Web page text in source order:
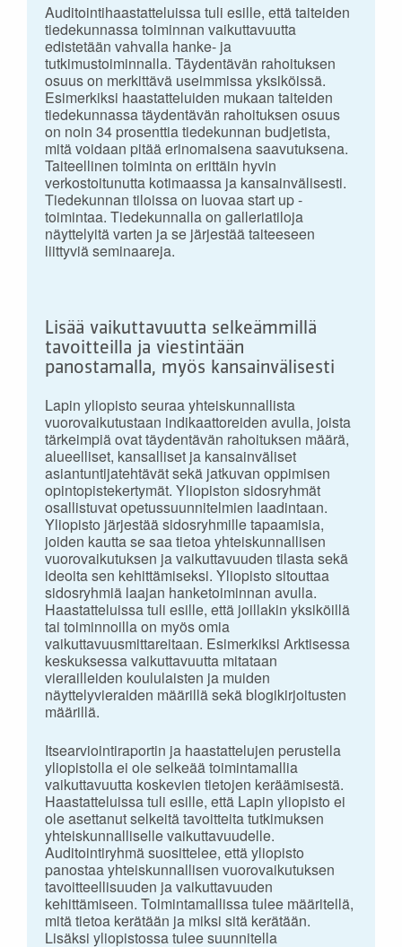
Auditointihaastatteluissa tuli esille, että taiteiden
tiedekunnassa toiminnan vaikuttavuutta
edistetään vahvalla hanke- ja
tutkimustoiminnalla. Täydentävän rahoituksen
osuus on merkittävä useimmissa yksiköissä.
Esimerkiksi haastatteluiden mukaan taiteiden
tiedekunnassa täydentävän rahoituksen osuus
on noin 34 prosenttia tiedekunnan budjetista,
mitä voidaan pitää erinomaisena saavutuksena.
Taiteellinen toiminta on erittäin hyvin
verkostoitunutta kotimaassa ja kansainvälisesti.
Tiedekunnan tiloissa on luovaa start up -
toimintaa. Tiedekunnalla on galleriatiloja
näyttelyitä varten ja se järjestää taiteeseen
liittyviä seminaareja.
Lisää vaikuttavuutta selkeämmillä
tavoitteilla ja viestintään
panostamalla, myös kansainvälisesti
Lapin yliopisto seuraa yhteiskunnallista
vuorovaikutustaan indikaattoreiden avulla, joista
tärkeimpiä ovat täydentävän rahoituksen määrä,
alueelliset, kansalliset ja kansainväliset
asiantuntijatehtävät sekä jatkuvan oppimisen
opintopistekertymät. Yliopiston sidosryhmät
osallistuvat opetussuunnitelmien laadintaan.
Yliopisto järjestää sidosryhmille tapaamisia,
joiden kautta se saa tietoa yhteiskunnallisen
vuorovaikutuksen ja vaikuttavuuden tilasta sekä
ideoita sen kehittämiseksi. Yliopisto sitouttaa
sidosryhmiä laajan hanketoiminnan avulla.
Haastatteluissa tuli esille, että joillakin yksiköillä
tai toiminnoilla on myös omia
vaikuttavuusmittareitaan. Esimerkiksi Arktisessa
keskuksessa vaikuttavuutta mitataan
vierailleiden koululaisten ja muiden
näyttelyvieraiden määrillä sekä blogikirjoitusten
määrillä.
Itsearviointiraportin ja haastattelujen perustella
yliopistolla ei ole selkeää toimintamallia
vaikuttavuutta koskevien tietojen keräämisestä.
Haastatteluissa tuli esille, että Lapin yliopisto ei
ole asettanut selkeitä tavoitteita tutkimuksen
yhteiskunnalliselle vaikuttavuudelle.
Auditointiryhmä suosittelee, että yliopisto
panostaa yhteiskunnallisen vuorovaikutuksen
tavoitteellisuuden ja vaikuttavuuden
kehittämiseen. Toimintamallissa tulee määritellä,
mitä tietoa kerätään ja miksi sitä kerätään.
Lisäksi yliopistossa tulee suunnitella